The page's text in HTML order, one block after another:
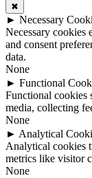
✖
► Necessary
Necessary cookies
and consent
data.
None
► Functional
Functional cookies
media, collecting
None
► Analytical
Analytical cookies
metrics like visitor
None